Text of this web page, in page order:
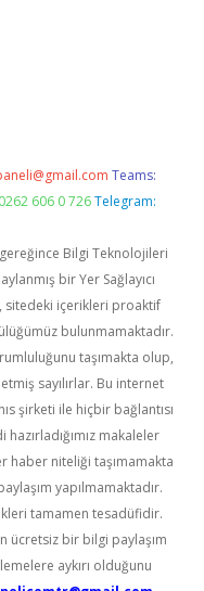
Teams:
606 0 726 Telegram:
gereğince Bilgi Teknolojileri
bir Yer Sağlayıcı
sitedeki içerikleri proaktif
bulunmamaktadır.
taşımakta olup,
sayılırlar. Bu internet
şirketi ile hiçbir bağlantısı
makaleler
haber niteliği taşımamakta
yapılmamaktadır.
tamamen tesadüfidir.
ücretsiz bir bilgi paylaşım
aykırı olduğunu